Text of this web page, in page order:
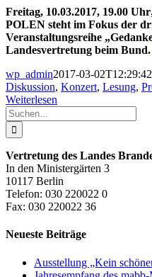
Freitag, 10.03.2017, 19.00
POLEN steht im Fokus der
Veranstaltungsreihe
Landesvertretung beim Bund.
wp_admin2017-03-
Diskussion, Konzert, Lesung,
Weiterlesen
Suche
nach:
Vertretung des Landes
In den Ministergärten 3
10117 Berlin
Telefon: 030 220022 0
Fax: 030 220022 36
Neueste Beiträge
Ausstellung „Kein